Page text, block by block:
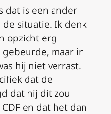
dat is een ander
de situatie. Ik denk
opzicht erg
maar in
hij niet verrast.
dat de
dat hij dit zou
en dat het dan